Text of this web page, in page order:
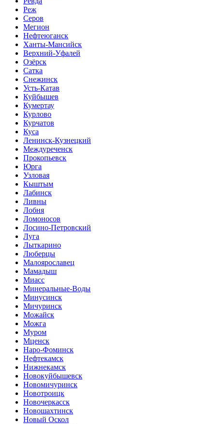
Реж
Серов
Мегион
Нефтеюганск
Ханты-Мансийск
Верхний-Уфалей
Озёрск
Сатка
Снежинск
Усть-Катав
Куйбышев
Кумертау
Курлово
Курчатов
Куса
Ленинск-Кузнецкий
Междуреченск
Прокопьевск
Юрга
Узловая
Кыштым
Лабинск
Ливны
Лобня
Ломоносов
Лосино-Петровский
Луга
Лыткарино
Люберцы
Малоярославец
Мамадыш
Миасс
Минеральные-Воды
Минусинск
Мичуринск
Можайск
Можга
Муром
Мценск
Наро-Фоминск
Нефтекамск
Нижнекамск
Новокуйбышевск
Новомичуринск
Новотроицк
Новочеркасск
Новошахтинск
Новый Оскол